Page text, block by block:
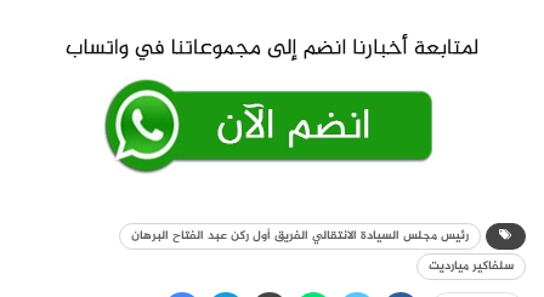
رئيس مجلس السيادة الانتقالي الفريق أول ركن عبد الفتاح البرهان
سلفاكير ميارديت